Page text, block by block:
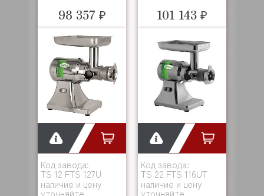
98 357 ₽ 101 143 ₽
Код завода:
TS 12 FTS 127U
наличие и цену
уточняйте
Код завода:
TS 22 FTS 116UT
наличие и цену
уточняйте